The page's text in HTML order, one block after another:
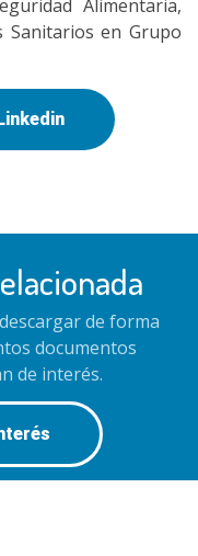
Alimentaria,
Sanitarios en Grupo
de forma
documentos
de interés.